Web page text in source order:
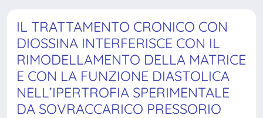
IL TRATTAMENTO CRONICO CON
DIOSSINA INTERFERISCE CON IL
RIMODELLAMENTO DELLA MATRICE
E CON LA FUNZIONE DIASTOLICA
NELL’IPERTROFIA SPERIMENTALE
DA SOVRACCARICO PRESSORIO